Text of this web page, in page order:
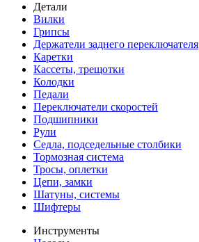
Детали
Вилки
Грипсы
Держатели заднего переключателя
Каретки
Кассеты, трещотки
Колодки
Педали
Переключатели скоростей
Подшипники
Рули
Седла, подседельные столбики
Тормозная система
Тросы, оплетки
Цепи, замки
Шатуны, системы
Шифтеры
Инструменты